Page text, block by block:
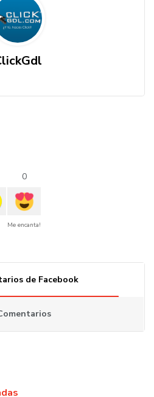
0
Me encanta!
de Facebook